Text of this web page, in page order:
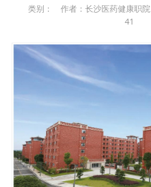
类别： 作者：长沙医药健康职院
41